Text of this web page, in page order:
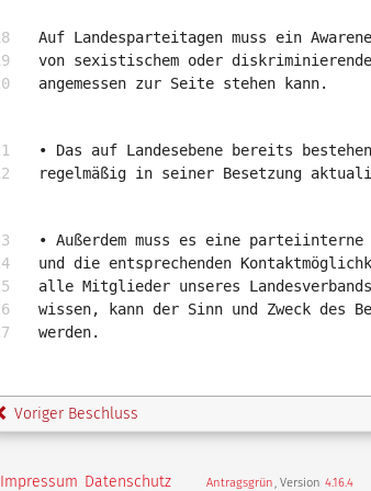
Auf Landesparteitagen muss ein
von sexistischem oder
angemessen zur Seite stehen kann.
• Das auf Landesebene bereits
regelmäßig in seiner Besetzung
• Außerdem muss es eine
und die entsprechenden
alle Mitglieder unseres
wissen, kann der Sinn und Zweck des
werden.
Voriger Beschluss
Impressum Datenschutz Antragsgrün , Version 4.16.4